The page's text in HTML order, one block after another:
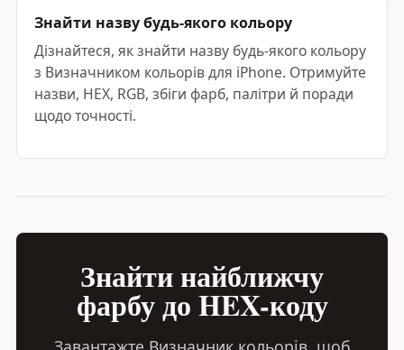
Знайти назву будь-якого кольору
Дізнайтеся, як знайти назву будь-якого кольору
з Визначником кольорів для iPhone. Отримуйте
назви, HEX, RGB, збіги фарб, палітри й поради
щодо точності.
Знайти найближчу
фарбу до HEX-коду